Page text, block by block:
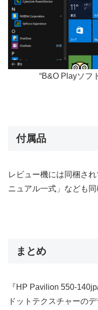
“B&O Playソフ
付属品
レビュー機には同梱さ
ニュアル一式」なども同
まとめ
『HP Pavilion 550-
ドットテクスチャーの